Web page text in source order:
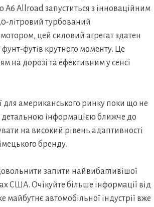
Allroad запуститься з інноваційним
літровий турбований
цей силовий агрегат здатен
фунт-футів крутного моменту. Це
на дорозі та ефективним у сенсі
для американського ринку поки що не
детальною інформацією ближче до
на високий рівень адаптивності
бренду.
запити найвибагливішої
США. Очікуйте більше інформації від
автомобільної індустрії вже